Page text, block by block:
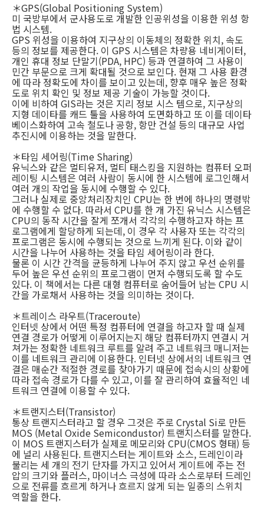
＊GPS(Global Positioning System)
미 국방부에서 군사용도로 개발한 인공위성을 이용한 위성 항
법 시스템.
GPS 위성을 이용하여 지구상의 이동체의 정확한 위치, 속도
등의 정보를 제공한다. 이 GPS 시스템은 차량용 네비게이터,
개인 휴대 정보 단말기(PDA, HPC) 등과 연결하여 그 사용이
민간 부문으로 크게 확대될 것으로 보인다. 현재 그 사용 환경
에 따라 정확도에 차이를 보이고 있는데, 향후 매우 높은 정확
도로 위치 확인 및 정보 제공 기술이 가능할 것이다.
이에 비하여 GIS라는 것은 지리 정보 시스 템으로, 지구상의
지형 데이타를 캐드 툴을 사용하여 도면화하고 또 이를 데이타
베이스화하여 고속 철도나 공항, 항만 건설 등의 대규모 사업
추진시에 이용하는 것을 말한다.
＊타임 세어링(Time Sharing)
유닉스와 같은 멀티유저, 멀티 태스킹을 지원하는 컴퓨터 오퍼
레이팅 시스템은 여러 사람이 동시에 한 시스템에 로그인해서
여러 개의 작업을 동시에 수행할 수 있다.
그러나 실제로 중앙처리장치인 CPU는 한 번에 하나의 명령밖
에 수행할 수 없다. 따라서 CPU를 한 개 가진 유닉스 시스템은
CPU의 동작 시간을 잘게 쪼개서 각각의 수행하고자 하는 프
로그램에게 할당하게 되는데, 이 경우 각 사용자 또는 각각의
프로그램은 동시에 수행되는 것으로 느끼게 된다. 이와 같이
시간을 나누어 사용하는 것을 타임 세어링이라 한다.
물론 이 시간 간격을 균등하게 나누어 주지 않고 우선 순위를
두어 높은 우선 순위의 프로그램이 먼저 수행되도록 할 수도
있다. 이 책에서는 다른 대형 컴퓨터로 숨어들어 남는 CPU 시
간을 가로채서 사용하는 것을 의미하는 것이다.
＊트레이스 라우트(Traceroute)
인터넷 상에서 어떤 특정 컴퓨터에 연결을 하고자 할 때 실제
연결 경로가 어떻게 이루어지는지 해당 컴퓨터까지 연결시 거
쳐가는 정확한 네트워크 루트를 알려 주고 네트워크 매니저는
이를 네트워크 관리에 이용한다. 인터넷 상에서의 네트워크 연
결은 매순간 적절한 경로를 찾아가기 때문에 접속시의 상황에
따라 접속 경로가 다를 수 있고, 이를 잘 관리하여 효율적인 네
트워크 연결에 이용할 수 있다.
＊트랜지스터(Transistor)
통상 트랜지스터라고 할 경우 그것은 주로 Crystal Si로 만든
MOS (Metal Oxide Semicondustor) 트랜지스터를 말한다.
이 MOS 트랜지스터가 실제로 메모리와 CPU(CMOS 형태) 등
에 널리 사용된다. 트랜지스터는 게이트와 소스, 드레인이라
불리는 세 개의 전기 단자를 가지고 있어서 게이트에 주는 전
압의 크기와 플러스, 마이너스 극성에 따라 소스로부터 드레인
으로 전류를 흐르게 하거나 흐르지 않게 되는 일종의 스위치
역할을 한다.